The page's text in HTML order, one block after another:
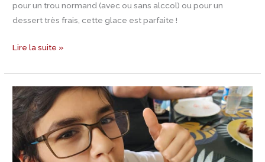
pour un trou normand (avec ou sans alccol) ou pour un
dessert très frais, cette glace est parfaite !
Lire la suite »
Recette
de
Potée
Calédonienne